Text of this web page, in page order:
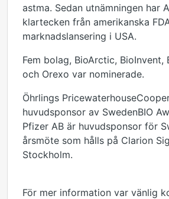
astma. Sedan utnämningen har
klartecken från amerikanska
marknadslansering i USA.
Fem bolag, BioArctic, BioInvent,
och Orexo var nominerade.
Öhrlings
huvudsponsor av SwedenBIO
Pfizer AB är huvudsponsor för
årsmöte som hålls på Clarion
Stockholm.
För mer information var vänlig